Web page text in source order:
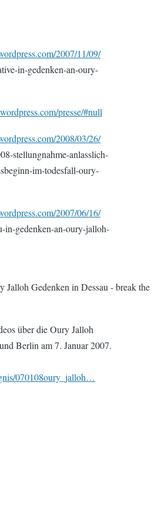
2007/11/09/
in-gedenken-an-oury-
presse/#null
2008/03/26/
stellungnahme-anlasslich-
im-todesfall-oury-
2007/06/16/
in-gedenken-an-oury-jalloh-
Gedenken in Dessau - break the
über die Oury Jalloh
Berlin am 7. Januar 2007.
070108oury_jalloh…